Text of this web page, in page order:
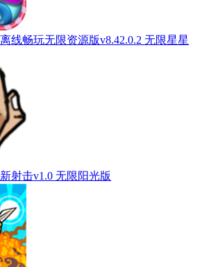
线畅玩无限资源版v8.42.0.2 无限星星
射击v1.0 无限阳光版